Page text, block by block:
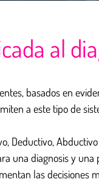
al
basados en
a este tipo de
Deductivo,
una diagnosis y
las decisiones